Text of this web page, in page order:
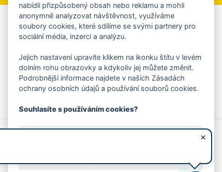
Aplikace Mobilní rozhlas
Chcete dostávat do svého mobilu či mailu upozornění na
ankety, pozvánky na kulturní a sportovní akce?
Více informací o aplikaci
© 2026 Magistrát města Zlína
Prohlášení o používání cookies
nabídli přizpůsobený obsah nebo reklamu a mohli
anonymně analyzovat návštěvnost, využíváme
soubory cookies, které sdílíme se svými partnery pro
sociální média, inzerci a analýzu.
Jejich nastavení upravíte klikem na ikonku štítu v levém
dolním rohu obrazovky a kdykoliv jej můžete změnit.
Podrobnější informace najdete v našich Zásadách
ochrany osobních údajů a používání souborů cookies.
Souhlasíte s používáním cookies?